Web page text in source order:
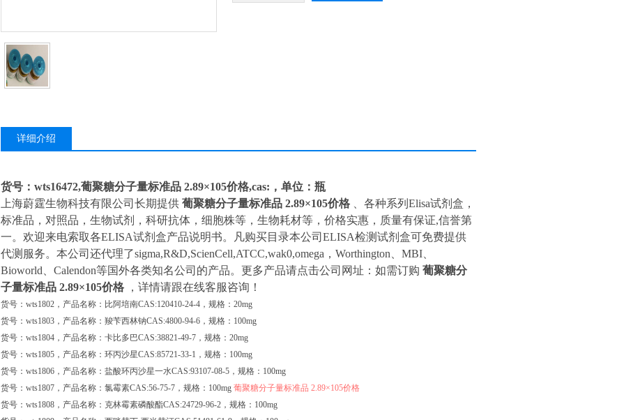
详细介绍
货号：wts16472,葡聚糖分子量标准品 2.89×105价格,cas:，单位：瓶
上海蔚霆生物科技有限公司长期提供 葡聚糖分子量标准品 2.89×105价格 、各种系列Elisa试剂盒，
标准品，对照品，生物试剂，科研抗体，细胞株等，生物耗材等，价格实惠，质量有保证,信誉第
一。欢迎来电索取各ELISA试剂盒产品说明书。凡购买目录本公司ELISA检测试剂盒可免费提供
代测服务。本公司还代理了sigma,R&D,ScienCell,ATCC,wak0,omega，Worthington、MBI、
Bioworld、Calendon等国外各类知名公司的产品。更多产品请点击公司网址：如需订购 葡聚糖分
子量标准品 2.89×105价格 ，详情请跟在线客服咨询！
货号：wts1802，产品名称：比阿培南CAS:120410-24-4，规格：20mg
货号：wts1803，产品名称：羧苄西林钠CAS:4800-94-6，规格：100mg
货号：wts1804，产品名称：卡比多巴CAS:38821-49-7，规格：20mg
货号：wts1805，产品名称：环丙沙星CAS:85721-33-1，规格：100mg
货号：wts1806，产品名称：盐酸环丙沙星一水CAS:93107-08-5，规格：100mg
货号：wts1807，产品名称：氯霉素CAS:56-75-7，规格：100mg 葡聚糖分子量标准品 2.89×105价格
货号：wts1808，产品名称：克林霉素磷酸酯CAS:24729-96-2，规格：100mg